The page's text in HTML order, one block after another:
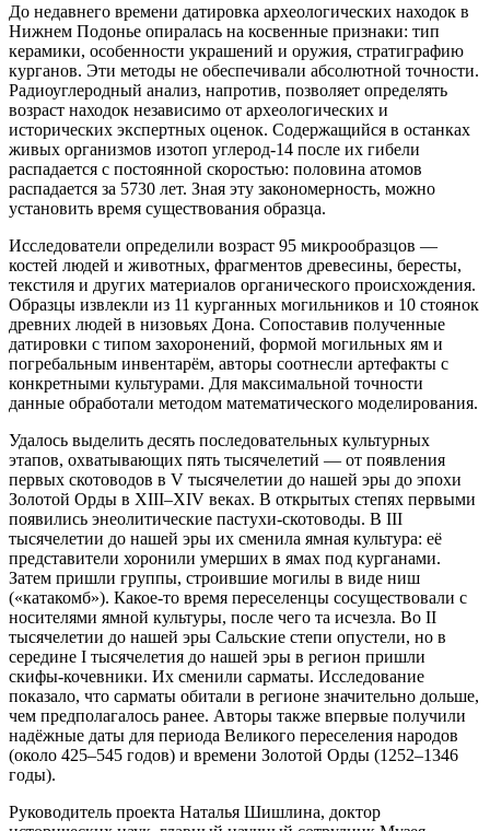
До недавнего времени датировка археологических находок в
Нижнем Подонье опиралась на косвенные признаки: тип
керамики, особенности украшений и оружия, стратиграфию
курганов. Эти методы не обеспечивали абсолютной точности.
Радиоуглеродный анализ, напротив, позволяет определять
возраст находок независимо от археологических и
исторических экспертных оценок. Содержащийся в останках
живых организмов изотоп углерод-14 после их гибели
распадается с постоянной скоростью: половина атомов
распадается за 5730 лет. Зная эту закономерность, можно
установить время существования образца.
Исследователи определили возраст 95 микрообразцов —
костей людей и животных, фрагментов древесины, бересты,
текстиля и других материалов органического происхождения.
Образцы извлекли из 11 курганных могильников и 10 стоянок
древних людей в низовьях Дона. Сопоставив полученные
датировки с типом захоронений, формой могильных ям и
погребальным инвентарём, авторы соотнесли артефакты с
конкретными культурами. Для максимальной точности
данные обработали методом математического моделирования.
Удалось выделить десять последовательных культурных
этапов, охватывающих пять тысячелетий — от появления
первых скотоводов в V тысячелетии до нашей эры до эпохи
Золотой Орды в XIII–XIV веках. В открытых степях первыми
появились энеолитические пастухи-скотоводы. В III
тысячелетии до нашей эры их сменила ямная культура: её
представители хоронили умерших в ямах под курганами.
Затем пришли группы, строившие могилы в виде ниш
(«катакомб»). Какое-то время переселенцы сосуществовали с
носителями ямной культуры, после чего та исчезла. Во II
тысячелетии до нашей эры Сальские степи опустели, но в
середине I тысячелетия до нашей эры в регион пришли
скифы-кочевники. Их сменили сарматы. Исследование
показало, что сарматы обитали в регионе значительно дольше,
чем предполагалось ранее. Авторы также впервые получили
надёжные даты для периода Великого переселения народов
(около 425–545 годов) и времени Золотой Орды (1252–1346
годы).
Руководитель проекта Наталья Шишлина, доктор